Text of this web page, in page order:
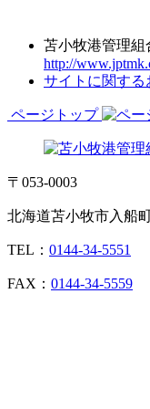
苫小牧港管理組
http://
サイトに関する
ページトップ
〒053-0003
北海道苫小牧市入船
TEL： 0144-34-5551
FAX： 0144-34-5559